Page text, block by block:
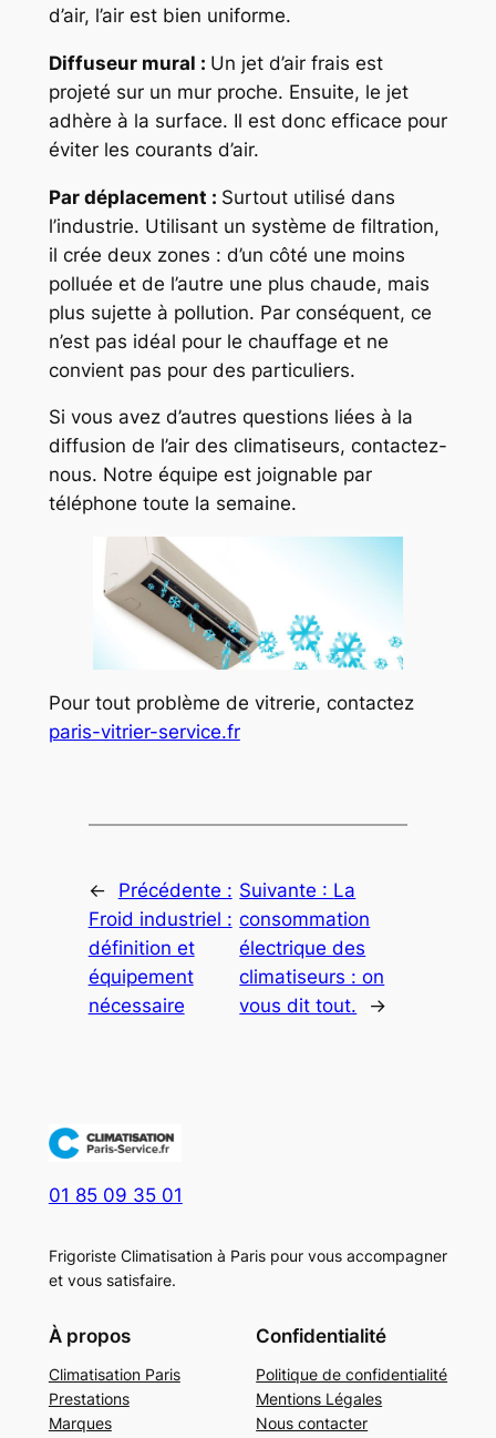
d’air, l’air est bien uniforme.
Diffuseur mural : Un jet d’air frais est
projeté sur un mur proche. Ensuite, le jet
adhère à la surface. Il est donc efficace pour
éviter les courants d’air.
Par déplacement : Surtout utilisé dans
l’industrie. Utilisant un système de filtration,
il crée deux zones : d’un côté une moins
polluée et de l’autre une plus chaude, mais
plus sujette à pollution. Par conséquent, ce
n’est pas idéal pour le chauffage et ne
convient pas pour des particuliers.
Si vous avez d’autres questions liées à la
diffusion de l’air des climatiseurs, contactez-
nous. Notre équipe est joignable par
téléphone toute la semaine.
Pour tout problème de vitrerie, contactez
paris-vitrier-service.fr
←
Précédente :
Froid industriel :
définition et
équipement
nécessaire
Suivante : La
consommation
électrique des
climatiseurs : on
vous dit tout.
→
01 85 09 35 01
Frigoriste Climatisation à Paris pour vous accompagner
et vous satisfaire.
À propos
Climatisation Paris
Prestations
Marques
Confidentialité
Politique de confidentialité
Mentions Légales
Nous contacter